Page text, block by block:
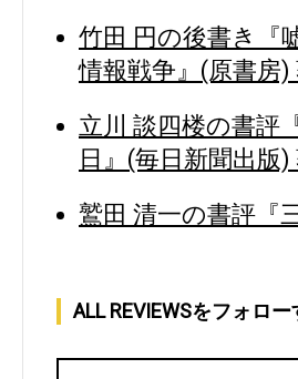
竹田 円の後書き『
情報戦争』(原書房
立川 談四楼の書評
日』(毎日新聞出版
鷲田 清一の書評『
ALL REVIEWSをフォロー